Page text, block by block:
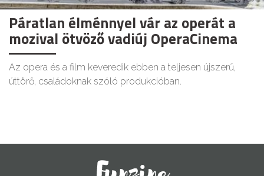
Páratlan élménnyel vár az operát a
mozival ötvöző vadiúj OperaCinema
Az opera és a film keveredik ebben a teljesen újszerű,
úttörő, családoknak szóló produkcióban.